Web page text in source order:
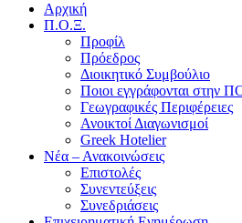
Αρχική
Π.Ο.Ξ.
Προφίλ
Πρόεδρος
Διοικητικό Συμβούλιο
Ποιοι εγγράφονται στην
Γεωγραφικές Περιφέρειες
Ανοικτοί Διαγωνισμoί
Greek Hotelier
Νέα – Ανακοινώσεις
Επιστολές
Συνεντεύξεις
Συνεδριάσεις